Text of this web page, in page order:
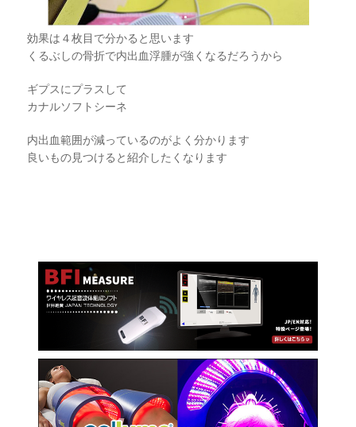
効果は４枚目で分かると思います
くるぶしの骨折で内出血浮腫が強くなるだろうから
ギプスにプラスして
カナルソフトシーネ
内出血範囲が減っているのがよく分かります
良いもの見つけると紹介したくなります